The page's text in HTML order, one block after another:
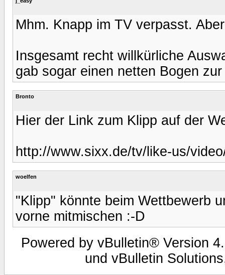
Mhm. Knapp im TV verpasst.
Insgesamt recht willkürliche
gab sogar einen netten Bogen
Bronto
Hier der Link zum Klipp auf der
http://www.sixx.de/tv/like-us/
woelfen
"Klipp" könnte beim Wettbewerb
vorne mitmischen :-D
Powered by vBulletin® Version
und vBulletin